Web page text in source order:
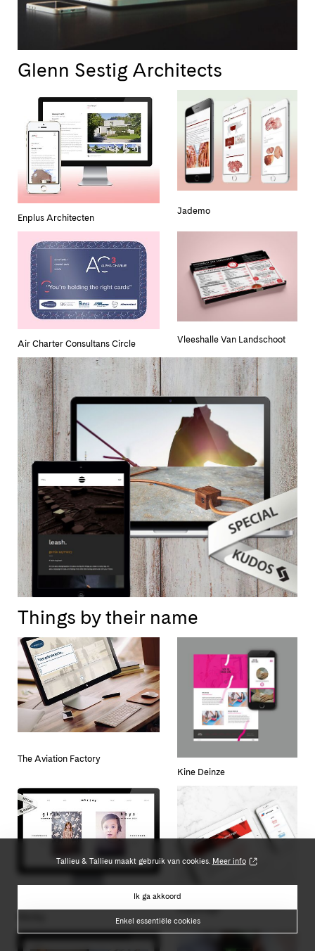
Tallieu & Tallieu maakt gebruik van cookies. Meer info
Ik ga akkoord
Enkel essentiële cookies
Glenn Sestig Architects
Enplus Architecten
Jademo
Air Charter Consultans Circle Vleeshalle Van Landschoot
Things by their name
The Aviation Factory
Kine Deinze
Aspeslagh